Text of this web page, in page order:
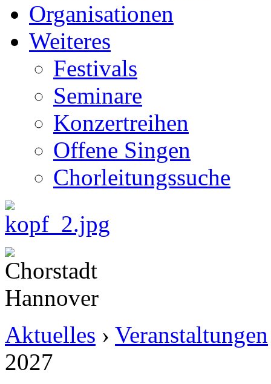
Organisationen
Weiteres
Festivals
Seminare
Konzertreihen
Offene Singen
Chorleitungssuche
Aktuelles › Veranstaltungen
2027